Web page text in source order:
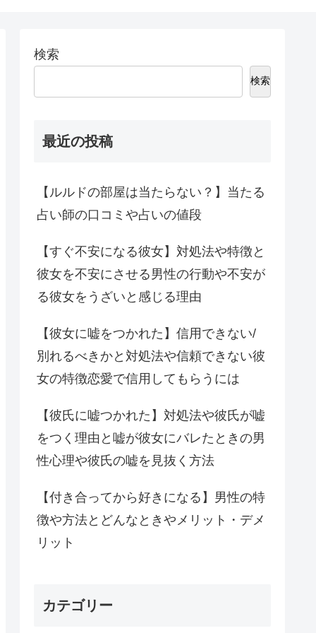
検索
検索
最近の投稿
【ルルドの部屋は当たらない？】当たる
占い師の口コミや占いの値段
【すぐ不安になる彼女】対処法や特徴と
彼女を不安にさせる男性の行動や不安が
る彼女をうざいと感じる理由
【彼女に嘘をつかれた】信用できない/
別れるべきかと対処法や信頼できない彼
女の特徴恋愛で信用してもらうには
【彼氏に嘘つかれた】対処法や彼氏が嘘
をつく理由と嘘が彼女にバレたときの男
性心理や彼氏の嘘を見抜く方法
【付き合ってから好きになる】男性の特
徴や方法とどんなときやメリット・デメ
リット
カテゴリー